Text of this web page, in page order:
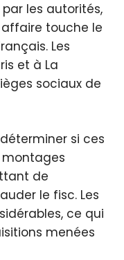
les autorités,
touche le
Les
et à La
sociaux de
si ces
de
le fisc. Les
ce qui
menées